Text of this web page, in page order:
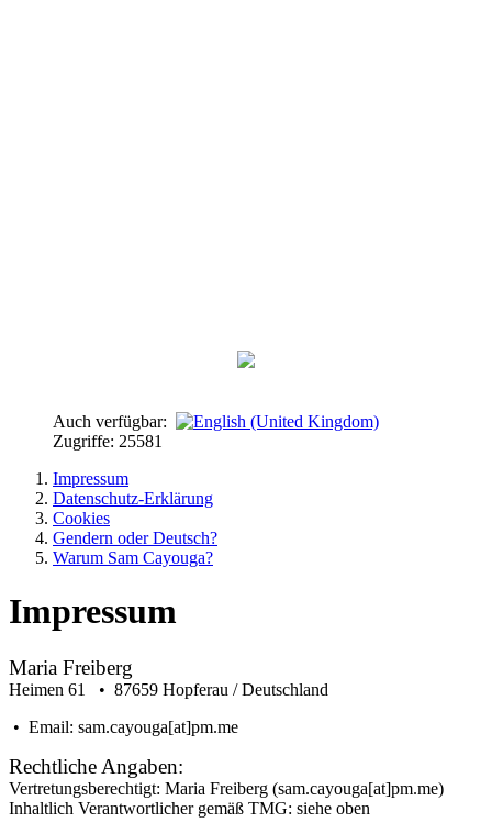
Auch verfügbar:
Zugriffe: 25581
Impressum
Datenschutz-Erklärung
Cookies
Gendern oder Deutsch?
Warum Sam Cayouga?
Impressum
Maria Freiberg
Heimen 61 • 87659 Hopferau / Deutschland
• Email: sam.cayouga[at]pm.me
Rechtliche Angaben:
Vertretungsberechtigt: Maria Freiberg (sam.cayouga[at]pm.me)
Inhaltlich Verantwortlicher gemäß TMG: siehe oben